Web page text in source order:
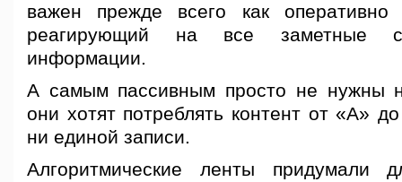
важен прежде всего как
реагирующий на все заметные
информации.
А самым пассивным просто не нужны
они хотят потреблять контент от «А»
ни единой записи.
Алгоритмические ленты придумали